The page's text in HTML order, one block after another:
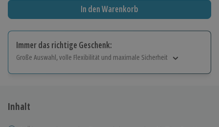
In den Warenkorb
Immer das richtige Geschenk:
Große Auswahl, volle Flexibilität und maximale Sicherheit
Jeder Gutschein für alle Erlebnisse einlösbar.
10 Jahre gültig & verlängerbar.
Inhalt